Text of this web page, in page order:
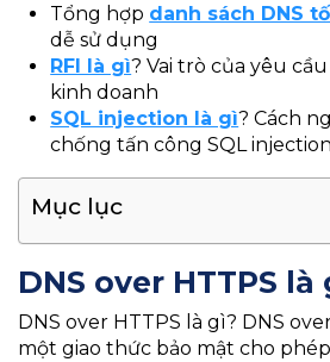
Tổng hợp danh sách DNS
dễ sử dụng
RFI là gì? Vai trò của yêu
kinh doanh
SQL injection là gì? Cách
chống tấn công SQL
Mục lục
DNS over HTTPS là
DNS over HTTPS là gì? DNS
một giao thức bảo mật cho